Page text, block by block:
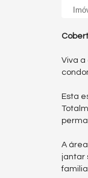
Viva a
Esta
A
jantar